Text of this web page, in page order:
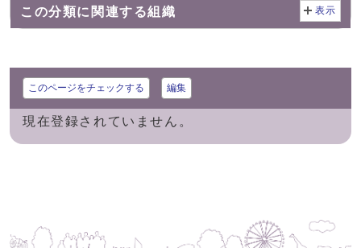
この分類に関連する組織 表示
このページをチェックする 編集
現在登録されていません。